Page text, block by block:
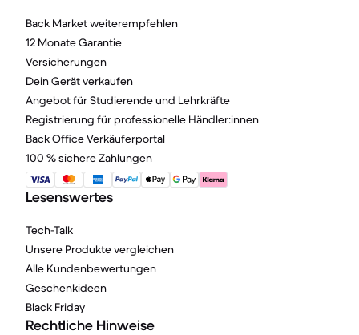
Back Market weiterempfehlen
12 Monate Garantie
Versicherungen
Dein Gerät verkaufen
Angebot für Studierende und Lehrkräfte
Registrierung für professionelle Händler:innen
Back Office Verkäuferportal
100 % sichere Zahlungen
Lesenswertes
Tech-Talk
Unsere Produkte vergleichen
Alle Kundenbewertungen
Geschenkideen
Black Friday
Rechtliche Hinweise